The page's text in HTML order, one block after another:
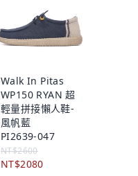
Walk In Pitas
WP150 RYAN 超
輕量拼接懶人鞋-
風帆藍
PI2639-047
NT$2600
NT$2080